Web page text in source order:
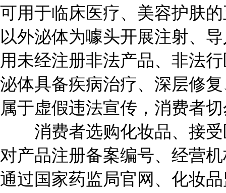
可用于临床医疗、美容护肤
以外泌体为噱头开展注射、
用未经注册非法产品、非法
泌体具备疾病治疗、深层修
属于虚假违法宣传，消费者
消费者选购化妆品、接受
对产品注册备案编号、经营
通过国家药监局官网、化妆